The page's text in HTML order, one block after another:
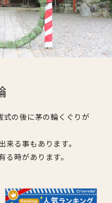
式の後に茅の輪くぐりが
る事もあります。
時があります。